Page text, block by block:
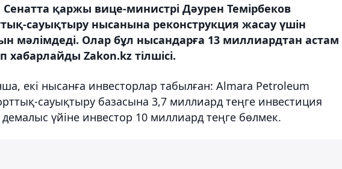
қаржы вице-министрі Дәурен Темірбеков
сауықтыру нысанына реконструкция жасау үшін
мәлімдеді. Олар бұл нысандарға 13 миллиардтан астам
хабарлайды Zakon.kz тілшісі.
екі нысанға инвесторлар табылған: Almara Petroleum
сауықтыру базасына 3,7 миллиард теңге инвестиция
үйіне инвестор 10 миллиард теңге бөлмек.